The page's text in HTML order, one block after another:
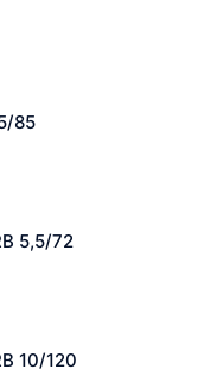
85
5,5/72
10/120